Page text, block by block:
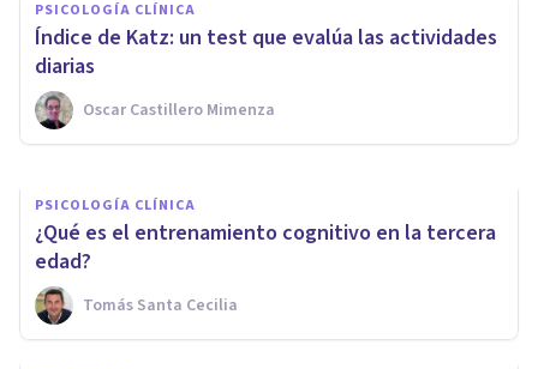
PSICOLOGÍA CLÍNICA
Índice de Katz: un test que evalúa las actividades
diarias
Oscar Castillero Mimenza
creador de las escalas de
inteligencia
Oscar Castillero Mimenza
PSICOLOGÍA CLÍNICA
¿Qué es el entrenamiento cognitivo en la tercera
edad?
Tomás Santa Cecilia